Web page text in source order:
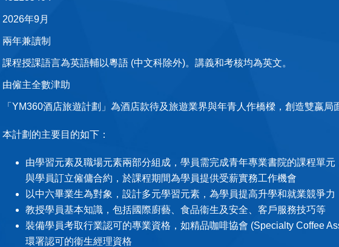
2026年9月
兩年兼讀制
課程授課語言為英語輔以粵語 (中文科除外)。講義和考核均為英文。
由僱主全數津助
「YM360酒店旅遊計劃」為酒店款待及旅遊業界與年青人作橋樑，創造雙嬴局
本計劃的主要目的如下：
由學習元素及職場元素兩部分組成，學員需完成青年專業書院的課程單
與學員訂立僱傭合約，於課程期間為學員提供受薪實務工作機會
以中六畢業生為對象，設計多元學習元素，為學員提高升學和就業競爭力
教授學員基本知識，包括國際廚藝、食品衞生及安全、客戶服務技巧等
裝備學員考取行業認可的專業資格，如精品咖啡協會 (Specialty Coffee
環署認可的衞生經理資格